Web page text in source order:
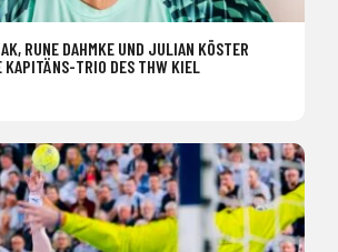
RUNE DAHMKE UND JULIAN KÖSTER
KAPITÄNS-TRIO DES THW KIEL